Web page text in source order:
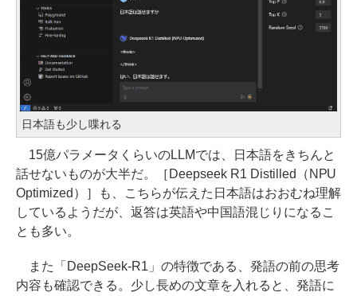
日本語も少し喋れる
15億パラメータくらいのLLMでは、日本語をきちんと
話せないものが大半だ。［Deepseek R1 Distilled（NPU
Optimized）］も、こちらが伝えた日本語はおおむね理解
しているようだが、返答は英語や中国語混じりになるこ
とも多い。
また「DeepSeek-R1」の特徴である、発語の前の思考
内容も確認できる。少し長めの文章を入れると、発語に